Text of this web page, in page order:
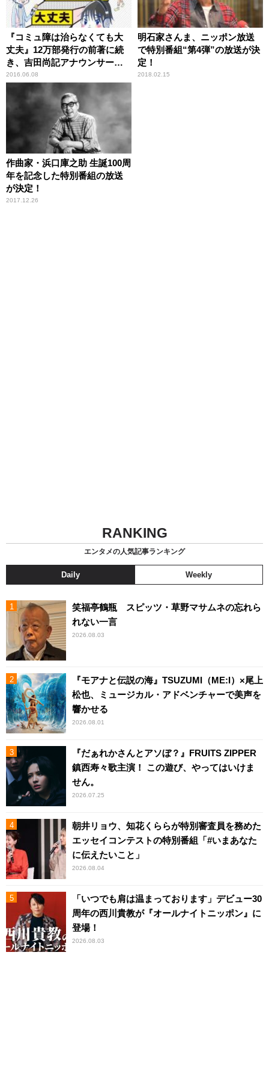
『コミュ障は治らなくても大
丈夫』12万部発行の前著に続
き、吉田尚記アナウンサーに
よるコミックエッセイ発売
2016.06.08
明石家さんま、ニッポン放送
で特別番組“第4弾”の放送が決
定！
2018.02.15
作曲家・浜口庫之助 生誕100周
年を記念した特別番組の放送
が決定！
2017.12.26
RANKING
エンタメの人気記事ランキング
Daily Weekly
笑福亭鶴瓶 スピッツ・草野マサムネの忘れら
れない一言
2026.08.03
『モアナと伝説の海』TSUZUMI（ME:I）×尾上
松也、ミュージカル・アドベンチャーで美声を
響かせる
2026.08.01
『だぁれかさんとアソぼ？』FRUITS ZIPPER
鎮西寿々歌主演！ この遊び、やってはいけま
せん。
2026.07.25
朝井リョウ、知花くららが特別審査員を務めた
エッセイコンテストの特別番組「#いまあなた
に伝えたいこと」
2026.08.04
「いつでも肩は温まっております」デビュー30
周年の西川貴教が『オールナイトニッポン』に
登場！
2026.08.03